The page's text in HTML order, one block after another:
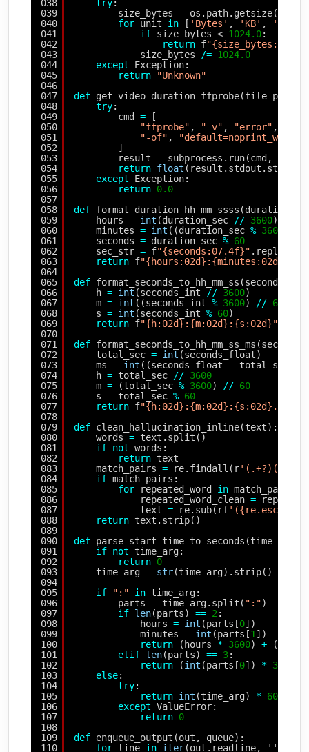
038
039
040
041
042
043
044
045
046
047
048
049
050
051
052
053
054
055
056
057
058
059
060
061
062
063
064
065
066
067
068
069
070
071
072
073
074
075
076
077
078
079
080
081
082
083
084
085
086
087
088
089
090
091
092
093
094
095
096
097
098
099
100
101
102
103
104
105
106
107
108
109
110
try:
size_bytes =
for unit in [ 'Bytes' , 'KB' , 'MB'
if size_bytes < 1024.0:
return f"{size_bytes:.2f}
size_bytes /= 1024.0
except
Exception:
return
"Unknown"
def get_video_duration_ffprobe(file_path):
try:
cmd =
[
"ffprobe" , "-v" , "error" ,
"-of" ,
]
result = subprocess.run(cmd,
return float
except
Exception:
return 0.0
def
hours = int (duration_sec // 3600)
minutes = int ((duration_sec % 3600
seconds = duration_sec % 60
sec_str = f"{seconds:07.4f}" .replace(
return f
def
h = int (seconds_int // 3600)
m = int ((seconds_int % 3600) // 60
s = int (seconds_int % 60)
return f"{h:02d}:{m:02d}:{s:02d}"
def
total_sec = int (seconds_float)
ms = int ((seconds_float - total_sec)
h = total_sec // 3600
m = (total_sec % 3600) // 60
s = total_sec % 60
return f
def clean_hallucination_inline(text):
words = text.split()
if not words:
return text
match_pairs = re.findall(r
if match_pairs:
for
repeated_word in match_pairs:
repeated_word_clean =
text = re.sub(rf
return text.strip()
def parse_start_time_to_seconds(time_arg):
if not
time_arg:
return 0
time_arg = str(time_arg).strip()
if
":" in time_arg:
parts = time_arg.split( ":")
if len(parts) == 2:
hours = int (parts[0])
minutes = int (parts[1])
return
(hours * 3600) +
elif len(parts) == 3:
return
(int (parts[0]) * 3600
else:
try:
return int (time_arg) * 60
except ValueError:
return 0
def enqueue_output(out, queue):
for line in iter(out.readline, ''):